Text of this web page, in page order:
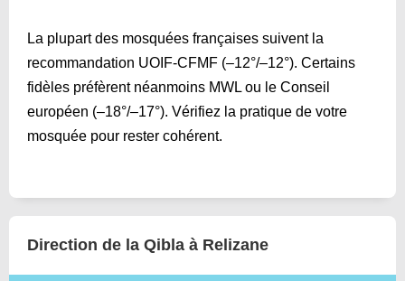
La plupart des mosquées françaises suivent la
recommandation UOIF-CFMF (–12°/–12°). Certains
fidèles préfèrent néanmoins MWL ou le Conseil
européen (–18°/–17°). Vérifiez la pratique de votre
mosquée pour rester cohérent.
Direction de la Qibla à Relizane